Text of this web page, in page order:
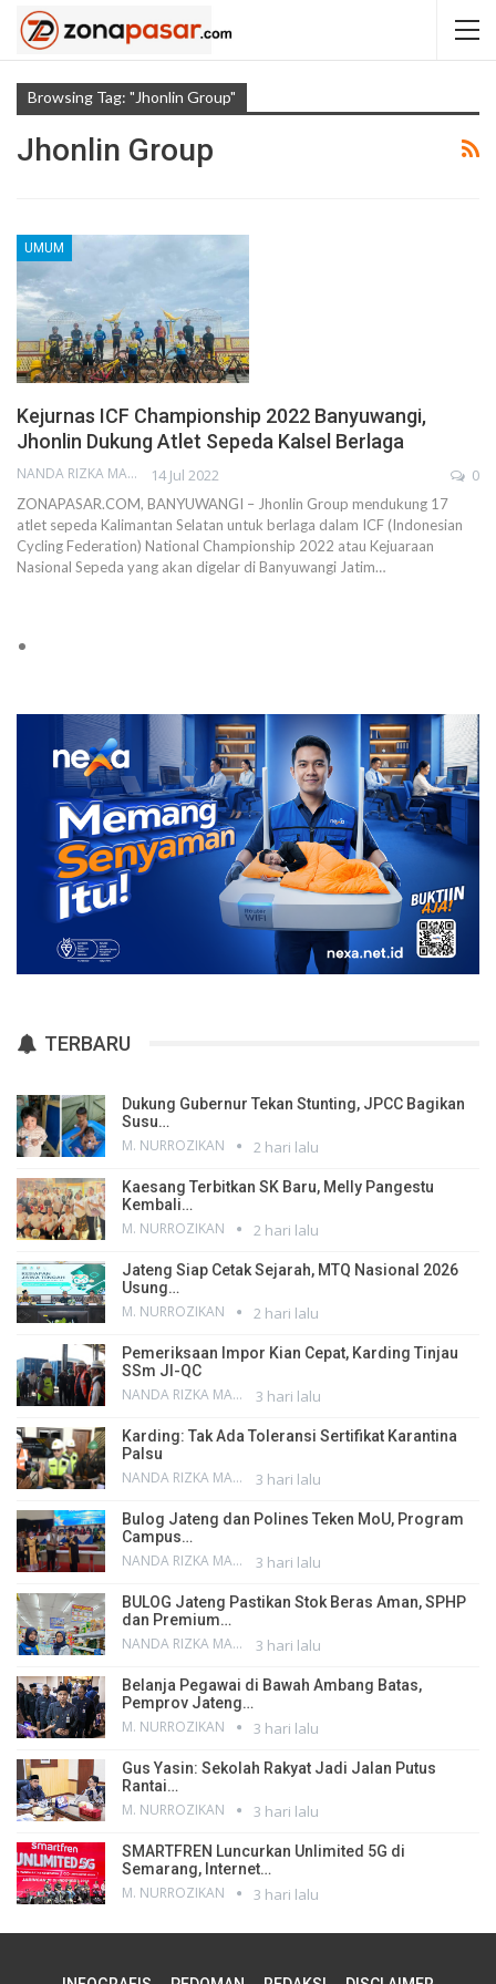
Browsing Tag: "Jhonlin Group"
Jhonlin Group
UMUM
Kejurnas ICF Championship 2022 Banyuwangi,
Jhonlin Dukung Atlet Sepeda Kalsel Berlaga
NANDA RIZKA MAHENDRA 14 Jul 2022 0
ZONAPASAR.COM, BANYUWANGI – Jhonlin Group mendukung 17
atlet sepeda Kalimantan Selatan untuk berlaga dalam ICF (Indonesian
Cycling Federation) National Championship 2022 atau Kejuaraan
Nasional Sepeda yang akan digelar di Banyuwangi Jatim…
TERBARU
Dukung Gubernur Tekan Stunting, JPCC Bagikan
Susu…
M. NURROZIKAN 2 hari lalu
Kaesang Terbitkan SK Baru, Melly Pangestu
Kembali…
M. NURROZIKAN 2 hari lalu
Jateng Siap Cetak Sejarah, MTQ Nasional 2026
Usung…
M. NURROZIKAN 2 hari lalu
Pemeriksaan Impor Kian Cepat, Karding Tinjau
SSm JI-QC
NANDA RIZKA MAHENDRA 3 hari lalu
Karding: Tak Ada Toleransi Sertifikat Karantina
Palsu
NANDA RIZKA MAHENDRA 3 hari lalu
Bulog Jateng dan Polines Teken MoU, Program
Campus…
NANDA RIZKA MAHENDRA 3 hari lalu
BULOG Jateng Pastikan Stok Beras Aman, SPHP
dan Premium…
NANDA RIZKA MAHENDRA 3 hari lalu
Belanja Pegawai di Bawah Ambang Batas,
Pemprov Jateng…
M. NURROZIKAN 3 hari lalu
Gus Yasin: Sekolah Rakyat Jadi Jalan Putus
Rantai…
M. NURROZIKAN 3 hari lalu
SMARTFREN Luncurkan Unlimited 5G di
Semarang, Internet…
M. NURROZIKAN 3 hari lalu